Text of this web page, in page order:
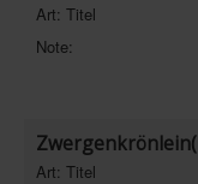
Art: Titel
Note:
Art: Titel